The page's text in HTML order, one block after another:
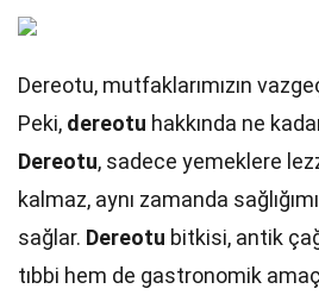
Dereotu, mutfaklarımızın
Peki, dereotu hakkında ne
Dereotu, sadece yemeklere
kalmaz, aynı zamanda
sağlar. Dereotu bitkisi, antik
tıbbi hem de gastronomik